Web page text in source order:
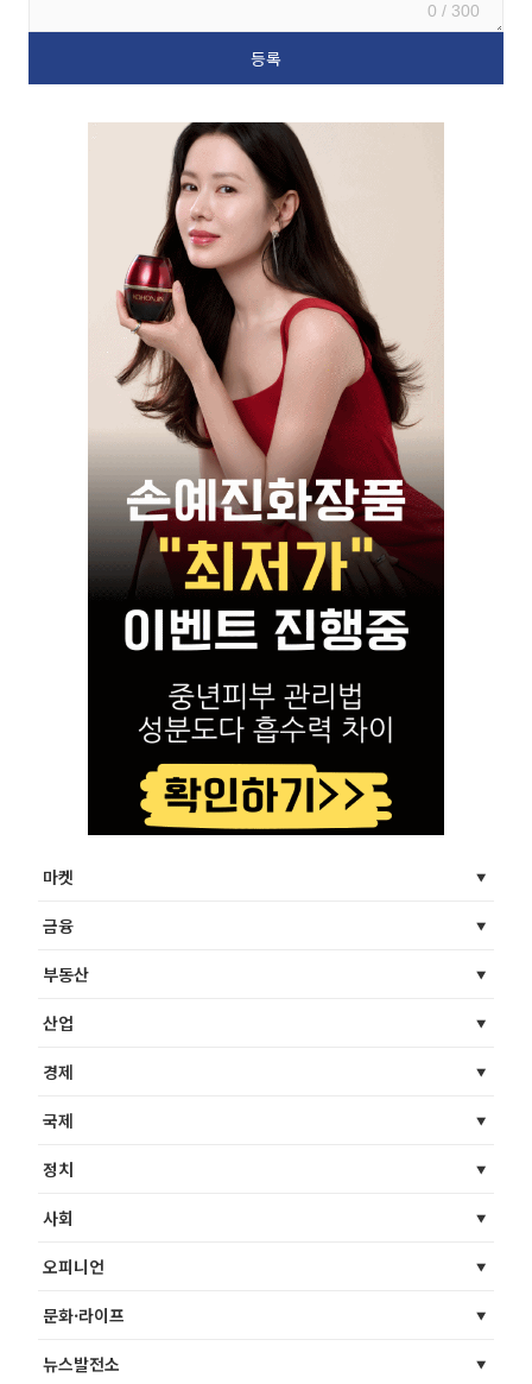
0 / 300
마켓
금융
부동산
산업
경제
국제
정치
사회
오피니언
문화·라이프
뉴스발전소